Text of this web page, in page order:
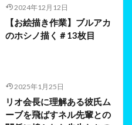
2024年12月12日
【お絵描き作業】ブルアカ
のホシノ描く＃13枚目
2025年1月25日
リオ会長に理解ある彼氏ム
ーブを飛ばすネル先輩との